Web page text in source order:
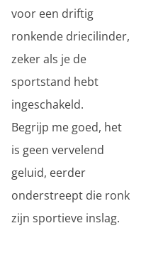
voor een driftig
ronkende driecilinder,
zeker als je de
sportstand hebt
ingeschakeld.
Begrijp me goed, het
is geen vervelend
geluid, eerder
onderstreept die ronk
zijn sportieve inslag.